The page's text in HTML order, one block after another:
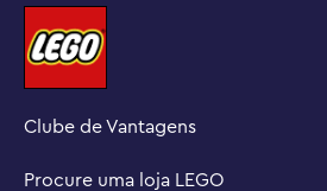
Clube de Vantagens
Procure uma loja LEGO